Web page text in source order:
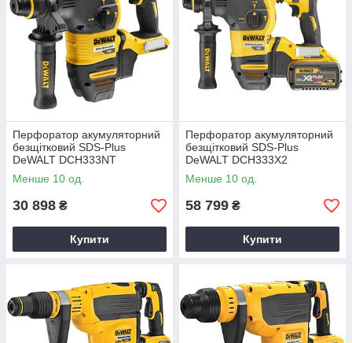
Перфоратор акумуляторний
безщітковий SDS-Plus
DeWALT DCH333NT
Менше 10 од.
30 898 ₴
Купити
Перфоратор акумуляторний
безщітковий SDS-Plus
DeWALT DCH333X2
Менше 10 од.
58 799 ₴
Купити